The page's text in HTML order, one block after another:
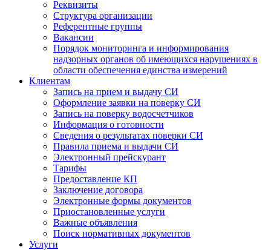
Реквизиты
Структура организации
Референтные группы
Вакансии
Порядок мониторинга и информирования
надзорных органов об имеющихся нарушениях в
области обеспечения единства измерений
Клиентам
Запись на прием и выдачу СИ
Оформление заявки на поверку СИ
Запись на поверку водосчетчиков
Информация о готовности
Сведения о результатах поверки СИ
Правила приема и выдачи СИ
Электронный прейскурант
Тарифы
Предоставление КП
Заключение договора
Электронные формы документов
Приостановленные услуги
Важные объявления
Поиск нормативных документов
Услуги